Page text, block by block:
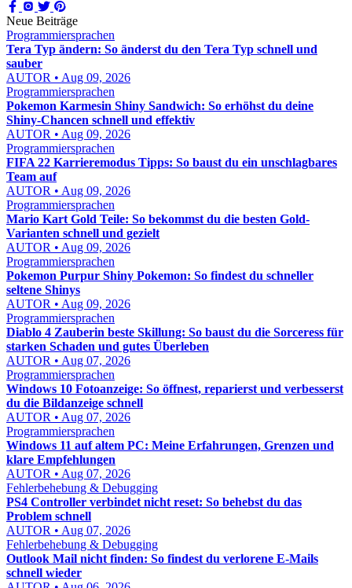
Neue Beiträge
Programmiersprachen
Tera Typ ändern: So änderst du den Tera Typ schnell und
sauber
AUTOR • Aug 09, 2026
Programmiersprachen
Pokemon Karmesin Shiny Sandwich: So erhöhst du deine
Shiny-Chancen schnell und effektiv
AUTOR • Aug 09, 2026
Programmiersprachen
FIFA 22 Karrieremodus Tipps: So baust du ein unschlagbares
Team auf
AUTOR • Aug 09, 2026
Programmiersprachen
Mario Kart Gold Teile: So bekommst du die besten Gold-
Varianten schnell und gezielt
AUTOR • Aug 09, 2026
Programmiersprachen
Pokemon Purpur Shiny Pokemon: So findest du schneller
seltene Shinys
AUTOR • Aug 09, 2026
Programmiersprachen
Diablo 4 Zauberin beste Skillung: So baust du die Sorceress für
starken Schaden und gutes Überleben
AUTOR • Aug 07, 2026
Programmiersprachen
Windows 10 Fotoanzeige: So öffnest, reparierst und verbesserst
du die Bildanzeige schnell
AUTOR • Aug 07, 2026
Programmiersprachen
Windows 11 auf altem PC: Meine Erfahrungen, Grenzen und
klare Empfehlungen
AUTOR • Aug 07, 2026
Fehlerbehebung & Debugging
PS4 Controller verbindet nicht reset: So behebst du das
Problem schnell
AUTOR • Aug 07, 2026
Fehlerbehebung & Debugging
Outlook Mail nicht finden: So findest du verlorene E-Mails
schnell wieder